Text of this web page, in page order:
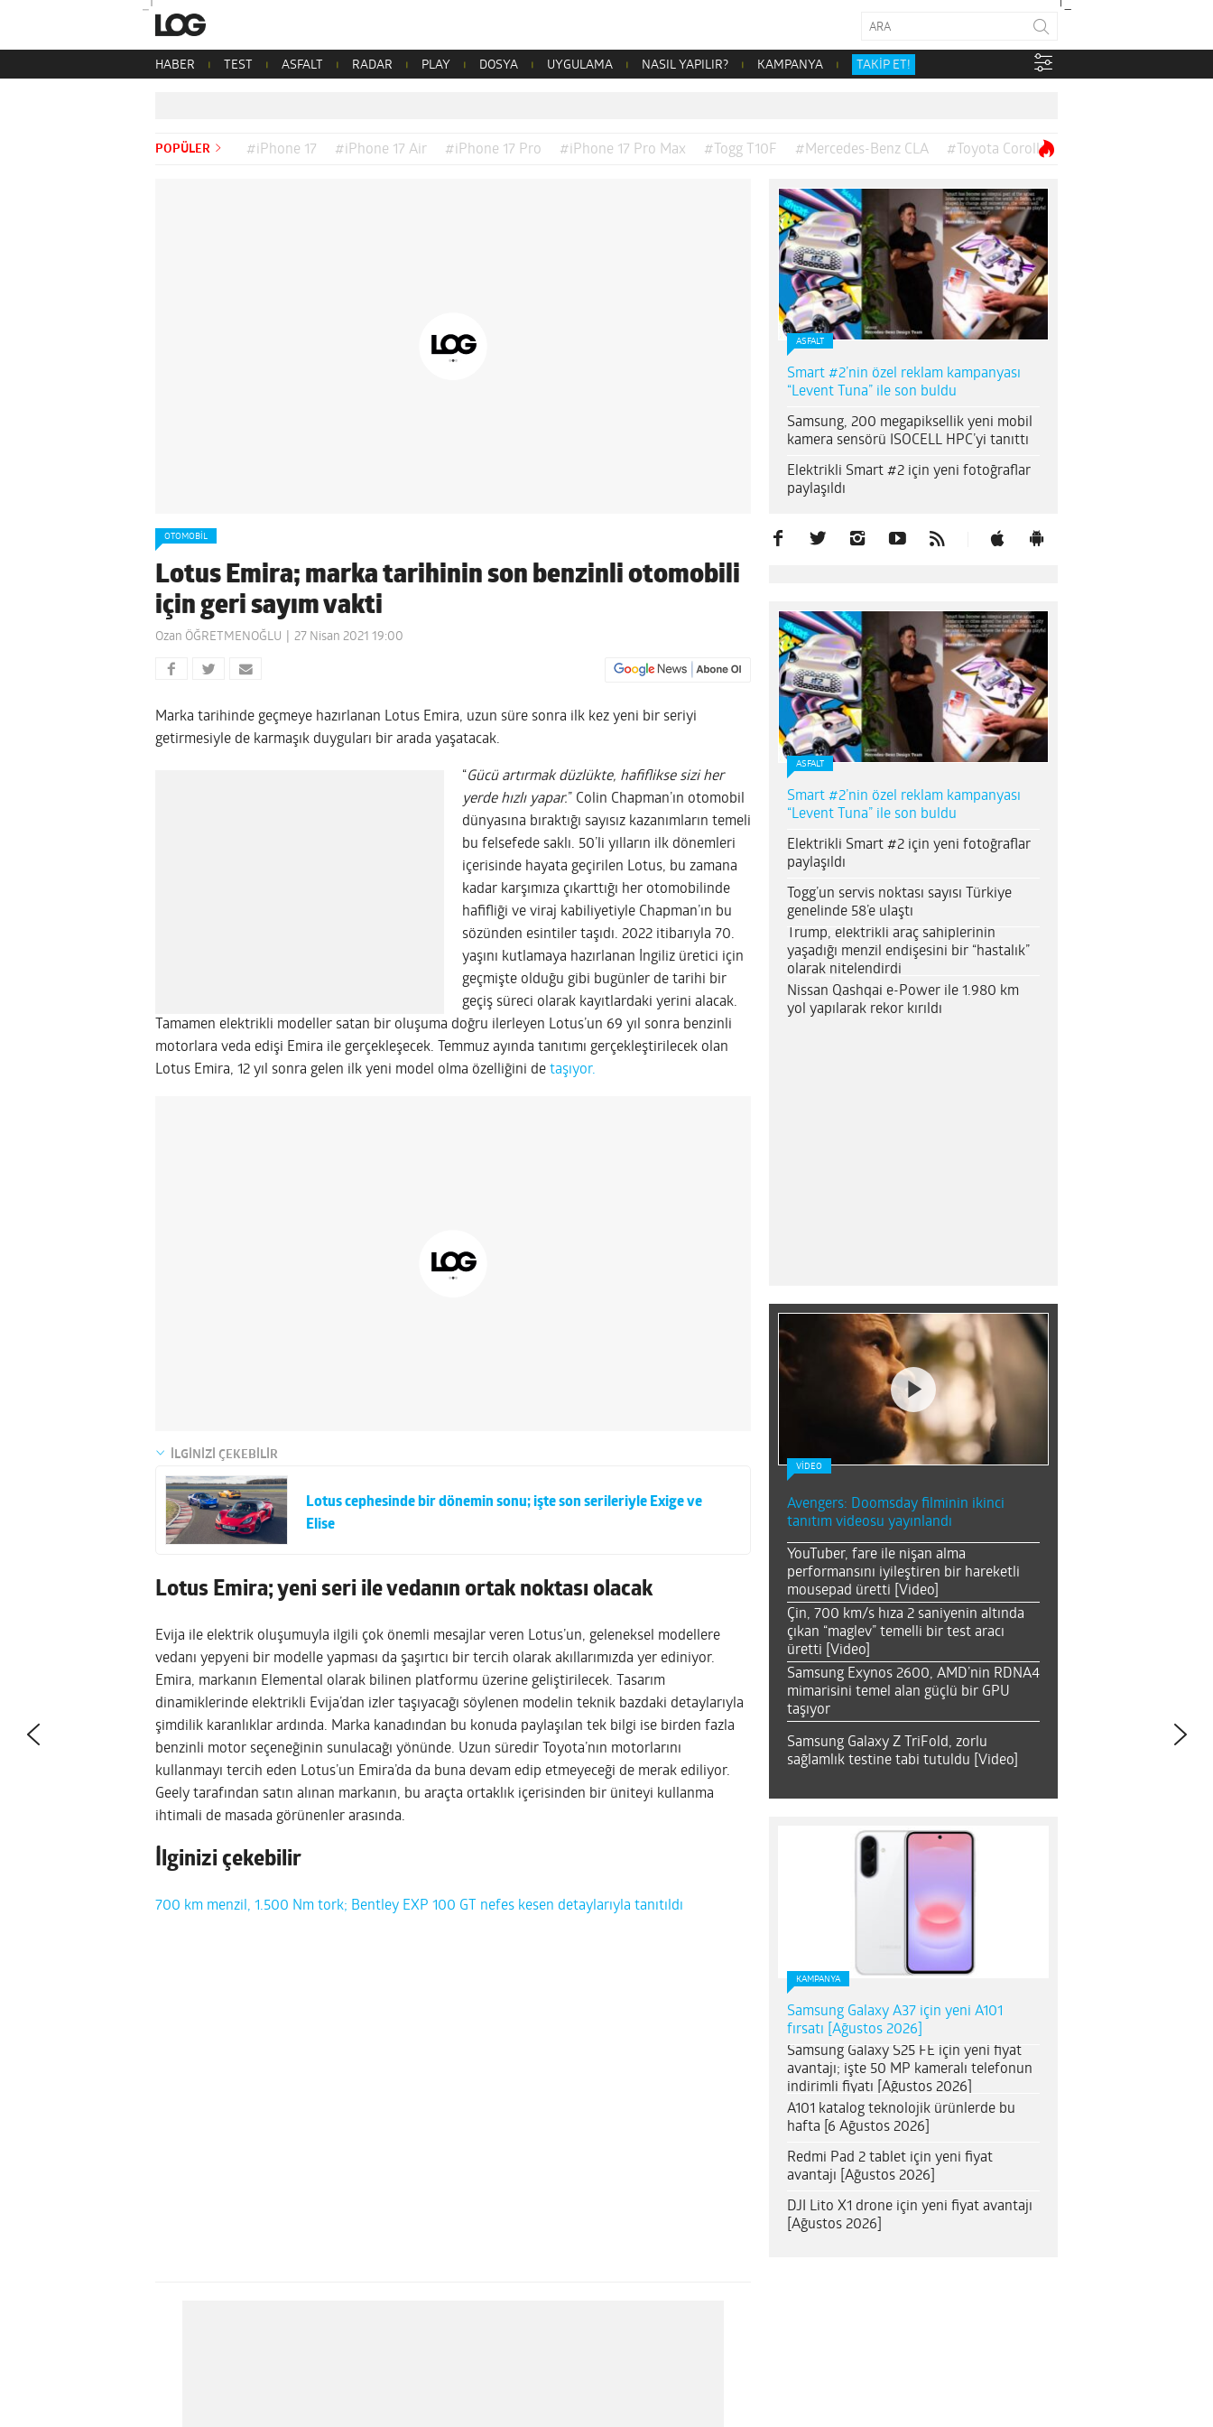
HABER TEST ASFALT RADAR PLAY DOSYA UYGULAMA NASIL YAPILIR? KAMPANYA TAKİP ET!
POPÜLER #iPhone 17 #iPhone 17 Air #iPhone 17 Pro #iPhone 17 Pro Max #Togg T10F #Mercedes-Benz CLA #Toyota Corolla
OTOMOBIL
Lotus Emira; marka tarihinin son benzinli otomobili
için geri sayım vakti
Ozan ÖĞRETMENOĞLU 27 Nisan 2021 19:00
Marka tarihinde geçmeye hazırlanan Lotus Emira, uzun süre sonra ilk kez yeni bir seriyi
getirmesiyle de karmaşık duyguları bir arada yaşatacak.
“Gücü artırmak düzlükte, hafiflikse sizi her
yerde hızlı yapar.” Colin Chapman’ın otomobil
dünyasına bıraktığı sayısız kazanımların temeli
bu felsefede saklı. 50’li yılların ilk dönemleri
içerisinde hayata geçirilen Lotus, bu zamana
kadar karşımıza çıkarttığı her otomobilinde
hafifliği ve viraj kabiliyetiyle Chapman’ın bu
sözünden esintiler taşıdı. 2022 itibarıyla 70.
yaşını kutlamaya hazırlanan İngiliz üretici için
geçmişte olduğu gibi bugünler de tarihi bir
geçiş süreci olarak kayıtlardaki yerini alacak.
Tamamen elektrikli modeller satan bir oluşuma doğru ilerleyen Lotus’un 69 yıl sonra benzinli
motorlara veda edişi Emira ile gerçekleşecek. Temmuz ayında tanıtımı gerçekleştirilecek olan
Lotus Emira, 12 yıl sonra gelen ilk yeni model olma özelliğini de taşıyor.
İLGİNİZİ ÇEKEBİLİR
Lotus cephesinde bir dönemin sonu; işte son serileriyle Exige ve
Elise
Lotus Emira; yeni seri ile vedanın ortak noktası olacak
Evija ile elektrik oluşumuyla ilgili çok önemli mesajlar veren Lotus’un, geleneksel modellere
vedanı yepyeni bir modelle yapması da şaşırtıcı bir tercih olarak akıllarımızda yer ediniyor.
Emira, markanın Elemental olarak bilinen platformu üzerine geliştirilecek. Tasarım
dinamiklerinde elektrikli Evija’dan izler taşıyacağı söylenen modelin teknik bazdaki detaylarıyla
şimdilik karanlıklar ardında. Marka kanadından bu konuda paylaşılan tek bilgi ise birden fazla
benzinli motor seçeneğinin sunulacağı yönünde. Uzun süredir Toyota’nın motorlarını
kullanmayı tercih eden Lotus’un Emira’da da buna devam edip etmeyeceği de merak ediliyor.
Geely tarafından satın alınan markanın, bu araçta ortaklık içerisinden bir üniteyi kullanma
ihtimali de masada görünenler arasında.
İlginizi çekebilir
700 km menzil, 1.500 Nm tork; Bentley EXP 100 GT nefes kesen detaylarıyla tanıtıldı
ASFALT
Smart #2’nin özel reklam kampanyası
“Levent Tuna” ile son buldu
Samsung, 200 megapiksellik yeni mobil
kamera sensörü ISOCELL HPC’yi tanıttı
Elektrikli Smart #2 için yeni fotoğraflar
paylaşıldı
ASFALT
Smart #2’nin özel reklam kampanyası
“Levent Tuna” ile son buldu
Elektrikli Smart #2 için yeni fotoğraflar
paylaşıldı
Togg’un servis noktası sayısı Türkiye
genelinde 58’e ulaştı
Trump, elektrikli araç sahiplerinin
yaşadığı menzil endişesini bir “hastalık”
olarak nitelendirdi
Nissan Qashqai e-Power ile 1.980 km
yol yapılarak rekor kırıldı
VİDEO
Avengers: Doomsday filminin ikinci
tanıtım videosu yayınlandı
YouTuber, fare ile nişan alma
performansını iyileştiren bir hareketli
mousepad üretti [Video]
Çin, 700 km/s hıza 2 saniyenin altında
çıkan “maglev” temelli bir test aracı
üretti [Video]
Samsung Exynos 2600, AMD’nin RDNA4
mimarisini temel alan güçlü bir GPU
taşıyor
Samsung Galaxy Z TriFold, zorlu
sağlamlık testine tabi tutuldu [Video]
KAMPANYA
Samsung Galaxy A37 için yeni A101
fırsatı [Ağustos 2026]
Samsung Galaxy S25 FE için yeni fiyat
avantajı; işte 50 MP kameralı telefonun
indirimli fiyatı [Ağustos 2026]
A101 katalog teknolojik ürünlerde bu
hafta [6 Ağustos 2026]
Redmi Pad 2 tablet için yeni fiyat
avantajı [Ağustos 2026]
DJI Lito X1 drone için yeni fiyat avantajı
[Ağustos 2026]